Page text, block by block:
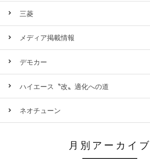
三菱
メディア掲載情報
デモカー
ハイエース〝改〟適化への道
ネオチューン
月別アーカイブ